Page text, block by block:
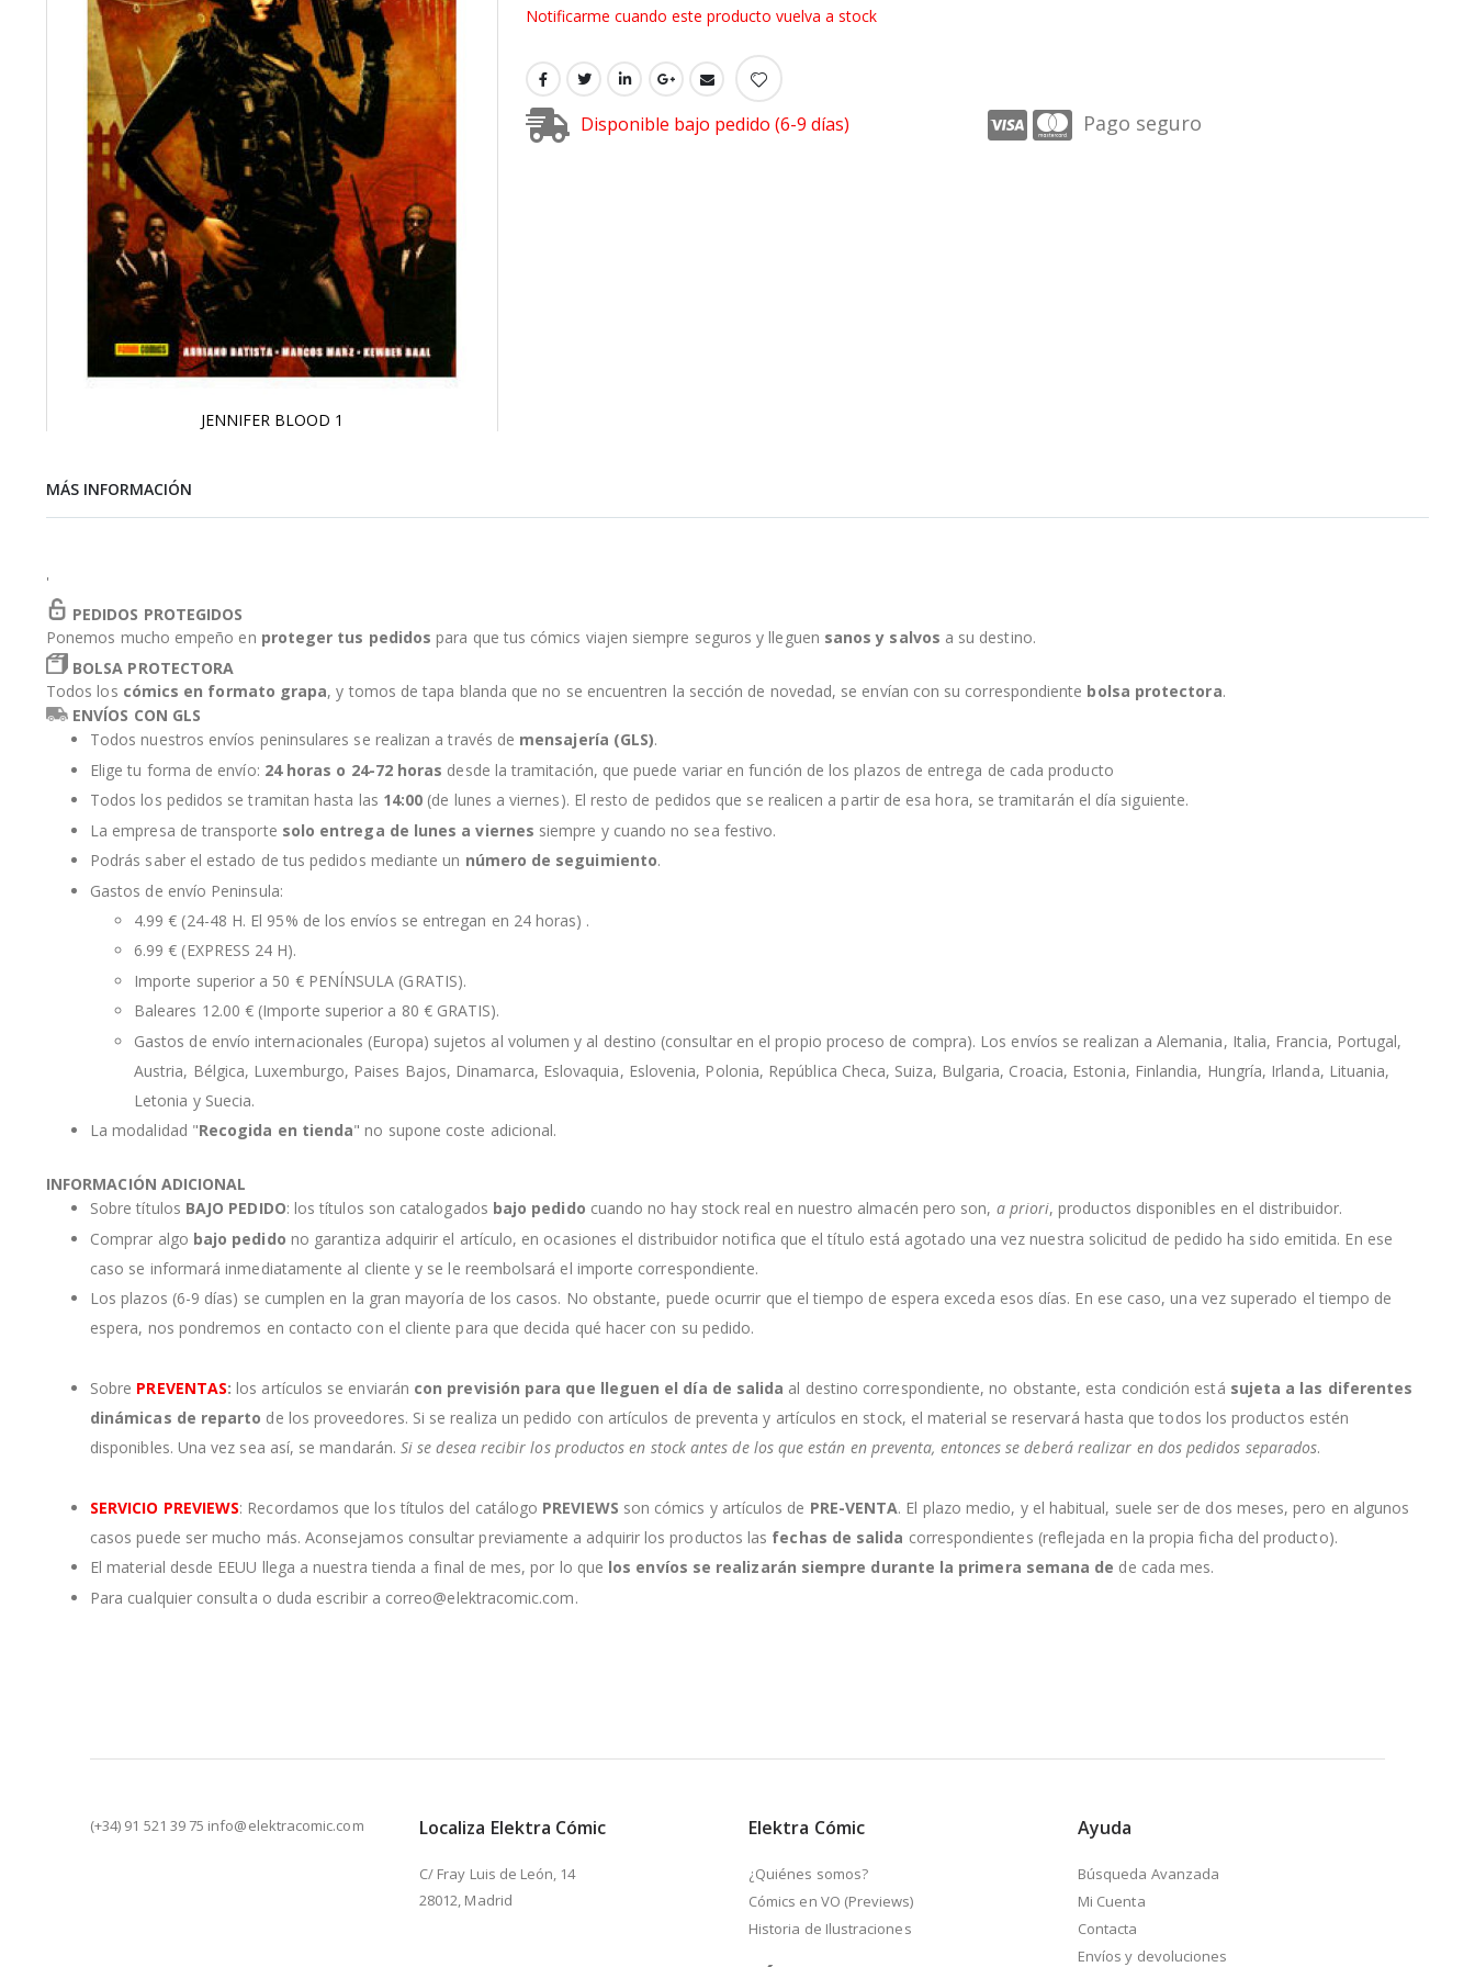
JENNIFER BLOOD 1
comienzo
la
imágenes
Notificarme cuando este producto vuelva a stock
Disponible bajo pedido (6-9 días) Pago seguro
MÁS INFORMACIÓN
'
PEDIDOS PROTEGIDOS
Ponemos mucho empeño en proteger tus pedidos para que tus cómics viajen siempre seguros y lleguen sanos y salvos a su destino.
BOLSA PROTECTORA
Todos los cómics en formato grapa, y tomos de tapa blanda que no se encuentren la sección de novedad, se envían con su correspondiente bolsa protectora.
ENVÍOS CON GLS
Todos nuestros envíos peninsulares se realizan a través de mensajería (GLS).
Elige tu forma de envío: 24 horas o 24-72 horas desde la tramitación, que puede variar en función de los plazos de entrega de cada producto
Todos los pedidos se tramitan hasta las 14:00 (de lunes a viernes). El resto de pedidos que se realicen a partir de esa hora, se tramitarán el día siguiente.
La empresa de transporte solo entrega de lunes a viernes siempre y cuando no sea festivo.
Podrás saber el estado de tus pedidos mediante un número de seguimiento.
Gastos de envío Peninsula:
4.99 € (24-48 H. El 95% de los envíos se entregan en 24 horas) .
6.99 € (EXPRESS 24 H).
Importe superior a 50 € PENÍNSULA (GRATIS).
Baleares 12.00 € (Importe superior a 80 € GRATIS).
Gastos de envío internacionales (Europa) sujetos al volumen y al destino (consultar en el propio proceso de compra). Los envíos se realizan a Alemania, Italia, Francia, Portugal,
Austria, Bélgica, Luxemburgo, Paises Bajos, Dinamarca, Eslovaquia, Eslovenia, Polonia, República Checa, Suiza, Bulgaria, Croacia, Estonia, Finlandia, Hungría, Irlanda, Lituania,
Letonia y Suecia.
La modalidad "Recogida en tienda" no supone coste adicional.
INFORMACIÓN ADICIONAL
Sobre títulos BAJO PEDIDO: los títulos son catalogados bajo pedido cuando no hay stock real en nuestro almacén pero son, a priori, productos disponibles en el distribuidor.
Comprar algo bajo pedido no garantiza adquirir el artículo, en ocasiones el distribuidor notifica que el título está agotado una vez nuestra solicitud de pedido ha sido emitida. En ese
caso se informará inmediatamente al cliente y se le reembolsará el importe correspondiente.
Los plazos (6-9 días) se cumplen en la gran mayoría de los casos. No obstante, puede ocurrir que el tiempo de espera exceda esos días. En ese caso, una vez superado el tiempo de
espera, nos pondremos en contacto con el cliente para que decida qué hacer con su pedido.
Sobre PREVENTAS:los artículos se enviarán con previsión para que lleguen el día de salida al destino correspondiente, no obstante, esta condición está sujeta a las diferentes
dinámicas de reparto de los proveedores. Si se realiza un pedido con artículos de preventa y artículos en stock, el material se reservará hasta que todos los productos estén
disponibles. Una vez sea así, se mandarán.Si se desea recibir los productos en stock antes de los que están en preventa, entonces se deberá realizar en dos pedidos separados.
SERVICIO PREVIEWS: Recordamos que los títulos del catálogo PREVIEWS son cómics y artículos de PRE-VENTA. El plazo medio, y el habitual, suele ser de dos meses, pero en algunos
casos puede ser mucho más. Aconsejamos consultar previamente a adquirir los productos las fechas de salida correspondientes (reflejada en la propia ficha del producto).
El material desde EEUU llega a nuestra tienda a final de mes, por lo que los envíos se realizarán siempre durante la primera semana de de cada mes.
Para cualquier consulta o duda escribir a correo@elektracomic.com.
(+34) 91 521 39 75 info@elektracomic.com Localiza Elektra Cómic
C/ Fray Luis de León, 14
28012, Madrid
Elektra Cómic
¿Quiénes somos?
Cómics en VO (Previews)
Historia de Ilustraciones
Ayuda
Búsqueda Avanzada
Mi Cuenta
Contacta
Envíos y devoluciones